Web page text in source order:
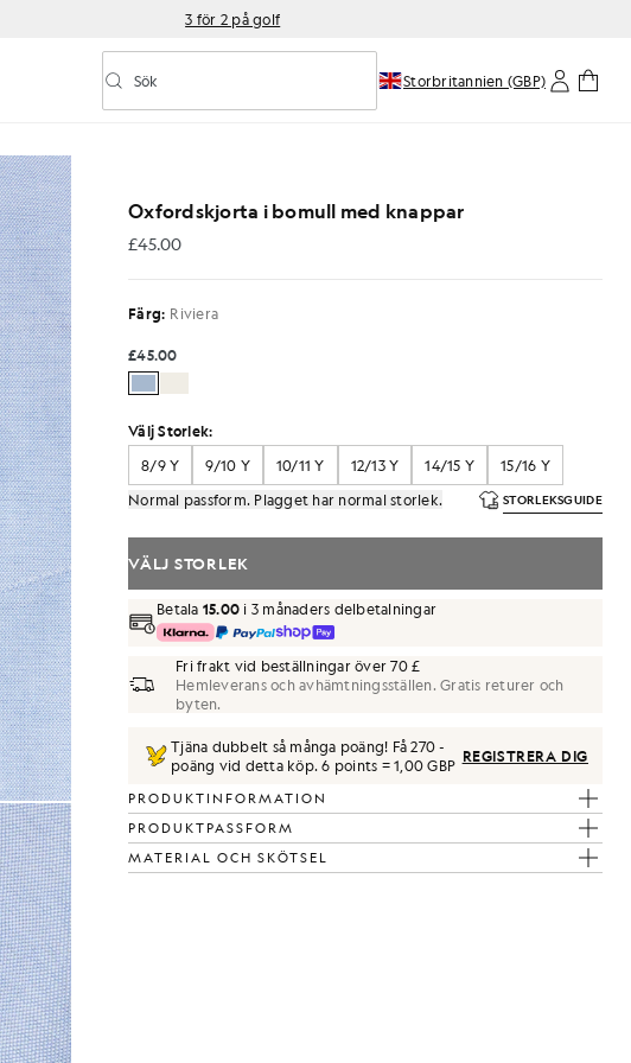
3 för 2 på golf
Aktivera/inaktivera prediktiv sökning
Sök Storbritannien (GBP)
i bomull med knappar i Riviera
Oxfordskjorta i bomull med knappar
£45.00
£45.00
Färg: Riviera
£45.00
Välj Storlek:
8/9 Y
9/10 Y 10/11 Y 12/13 Y 14/15 Y
15/16 Y
Normal passform. Plagget har normal storlek.
STORLEKSGUIDE
VÄLJ STORLEK
Betala 15.00 i 3 månaders delbetalningar
Fri frakt vid beställningar över 70 £
Hemleverans och avhämtningsställen. Gratis returer och
byten.
Tjäna dubbelt så många poäng! Få270-
poäng vid detta köp.6 points = 1,00 GBP REGISTRERA DIG
PRODUKTINFORMATION
PRODUKTPASSFORM
MATERIAL OCH SKÖTSEL